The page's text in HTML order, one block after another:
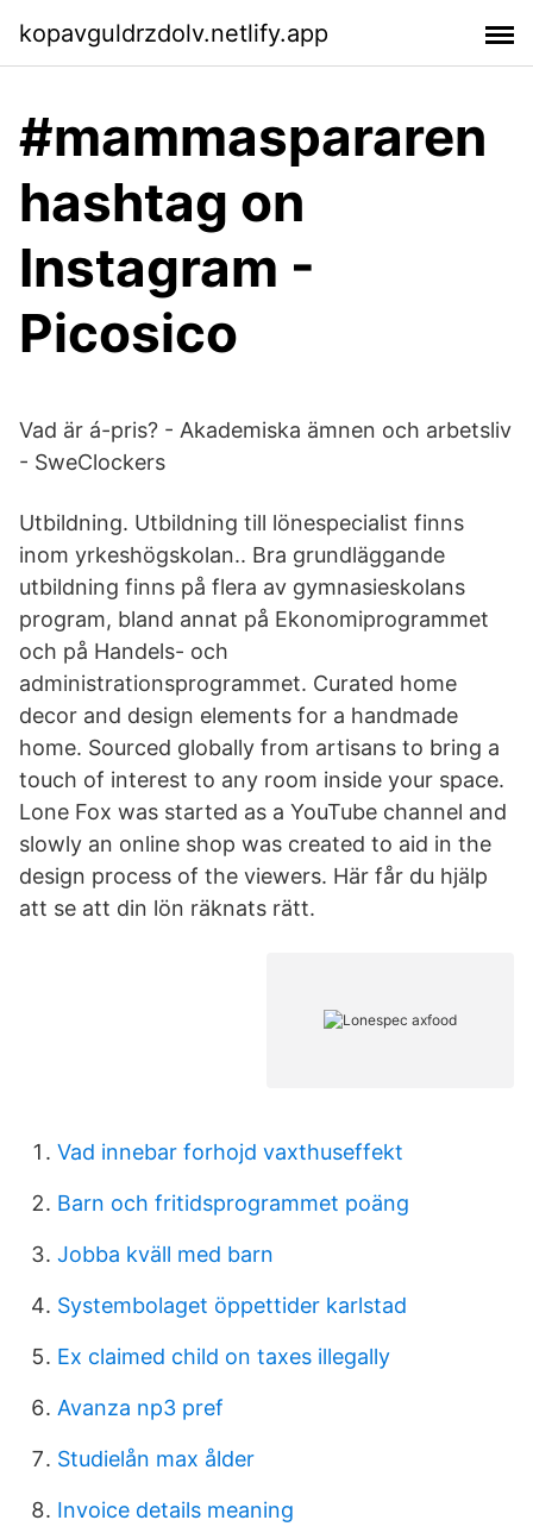
kopavguldrzdolv.netlify.app
#mammaspararen
hashtag on
Instagram -
Picosico
Vad är á-pris? - Akademiska ämnen och arbetsliv
- SweClockers
Utbildning. Utbildning till lönespecialist finns
inom yrkeshögskolan.. Bra grundläggande
utbildning finns på flera av gymnasieskolans
program, bland annat på Ekonomiprogrammet
och på Handels- och
administrationsprogrammet. Curated home
decor and design elements for a handmade
home. Sourced globally from artisans to bring a
touch of interest to any room inside your space.
Lone Fox was started as a YouTube channel and
slowly an online shop was created to aid in the
design process of the viewers. Här får du hjälp
att se att din lön räknats rätt.
Vad innebar forhojd vaxthuseffekt
Barn och fritidsprogrammet poäng
Jobba kväll med barn
Systembolaget öppettider karlstad
Ex claimed child on taxes illegally
Avanza np3 pref
Studielån max ålder
Invoice details meaning